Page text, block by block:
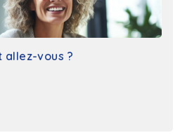
allez-vous ?